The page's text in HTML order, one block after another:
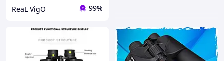
ReaL VigO 99%